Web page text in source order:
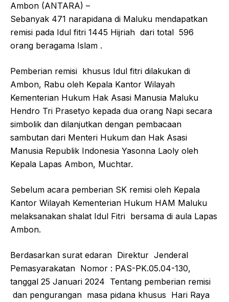
Ambon (ANTARA) –
Sebanyak 471 narapidana di Maluku mendapatkan
remisi pada Idul fitri 1445 Hijriah dari total 596
orang beragama Islam .
Pemberian remisi khusus Idul fitri dilakukan di
Ambon, Rabu oleh Kepala Kantor Wilayah
Kementerian Hukum Hak Asasi Manusia Maluku
Hendro Tri Prasetyo kepada dua orang Napi secara
simbolik dan dilanjutkan dengan pembacaan
sambutan dari Menteri Hukum dan Hak Asasi
Manusia Republik Indonesia Yasonna Laoly oleh
Kepala Lapas Ambon, Muchtar.
Sebelum acara pemberian SK remisi oleh Kepala
Kantor Wilayah Kementerian Hukum HAM Maluku
melaksanakan shalat Idul Fitri bersama di aula Lapas
Ambon.
Berdasarkan surat edaran Direktur Jenderal
Pemasyarakatan Nomor : PAS-PK.05.04-130,
tanggal 25 Januari 2024 Tentang pemberian remisi
dan pengurangan masa pidana khusus Hari Raya